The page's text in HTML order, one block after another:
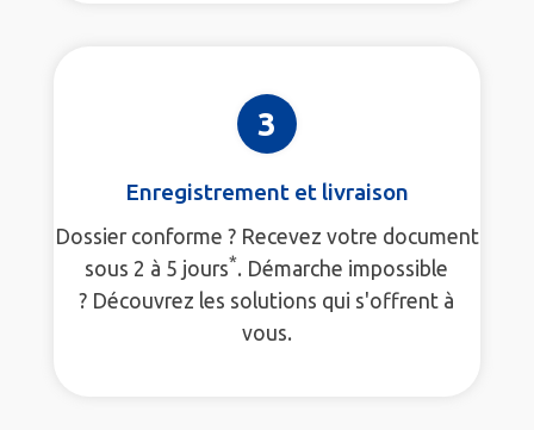
3
Enregistrement et livraison
Dossier conforme ? Recevez votre document
sous 2 à 5 jours*. Démarche impossible
? Découvrez les solutions qui s'offrent à
vous.